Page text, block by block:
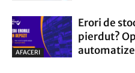
AFACERI
Erori de
pierdut?